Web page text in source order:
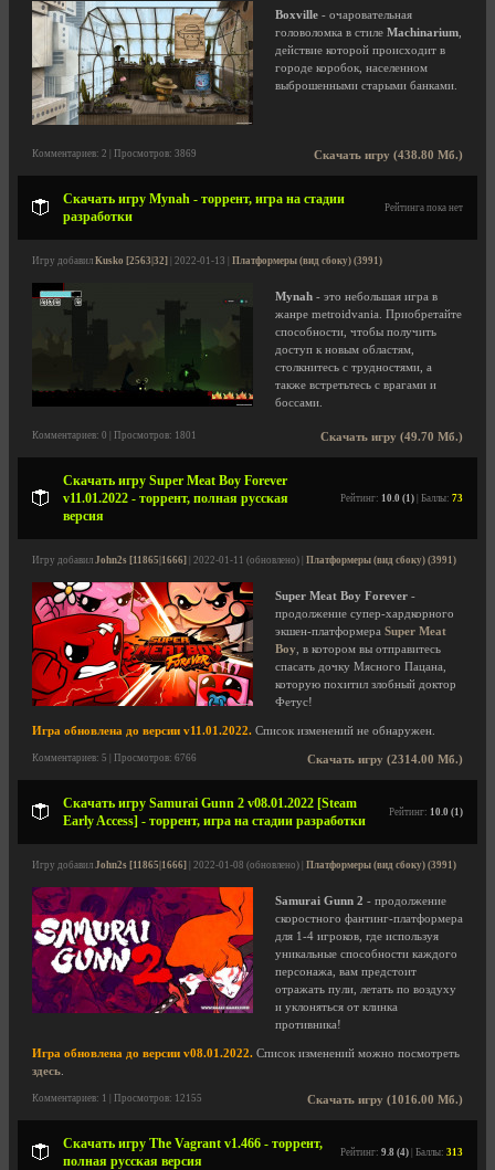
Boxville - очаровательная
головоломка в стиле Machinarium
действие которой происходит в
городе коробок, населенном
выброшенными старыми банками.
Скачать игру (438.80 Мб.)
Комментариев: 2 | Просмотров: 3869
Скачать игру Mynah - торрент, игра на стадии
разработки
Рейтинга пока нет
Игру добавил Kusko [2563|32] | 2022-01-13 | Платформеры (вид сбоку) (3991)
Mynah - это небольшая игра в
жанре metroidvania. Приобретайте
способности, чтобы получить
доступ к новым областям,
столкнитесь с трудностями, а
также встретьтесь с врагами и
боссами.
Скачать игру (49.70 Мб.)
Комментариев: 0 | Просмотров: 1801
Скачать игру Super Meat Boy Forever
v11.01.2022 - торрент, полная русская
версия
Рейтинг: 10.0 (1) | Баллы: 73
Игру добавил John2s [11865|1666] | 2022-01-11 (обновлено) | Платформеры (вид сбоку) (3991)
Super Meat Boy Forever -
продолжение супер-хардкорного
экшен-платформера Super Meat
Boy , в котором вы отправитесь
спасать дочку Мясного Пацана,
которую похитил злобный доктор
Фетус!
Игра обновлена до версии v11.01.2022. Список изменений не обнаружен.
Скачать игру (2314.00 Мб.)
Комментариев: 5 | Просмотров: 6766
Скачать игру Samurai Gunn 2 v08.01.2022 [Steam
Early Access] - торрент, игра на стадии разработки
Рейтинг: 10.0 (1)
Игру добавил John2s [11865|1666] | 2022-01-08 (обновлено) | Платформеры (вид сбоку) (3991)
Samurai Gunn 2 - продолжение
скоростного фантинг-платформера
для 1-4 игроков, где используя
уникальные способности каждого
персонажа, вам предстоит
отражать пули, летать по воздуху
и уклоняться от клинка
противника!
Игра обновлена до версии v08.01.2022. Список изменений можно посмотреть
здесь
Скачать игру (1016.00 Мб.)
Комментариев: 1 | Просмотров: 12155
Скачать игру The Vagrant v1.466 - торрент,
полная русская версия
Рейтинг: 9.8 (4) | Баллы: 313